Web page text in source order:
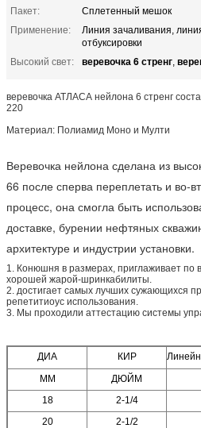
Пакет:
Сплетенный мешок
Применение:
Линия зачаливания,
отбуксировки
Высокий свет:
веревочка 6 стренг,
веревочка АТЛАСА нейлона 6 стренг
220
Материал: Полиамид Моно и Мулти
Веревочка нейлона сделана из
66 после сперва переплетать и во-
процесс, она смогла быть
доставке, бурении нефтяных
архитектуре и индустрии установки.
1. Конюшня в размерах, приглаживает по
хорошей жарой-шринкабилиты.
2. достигает самых лучших сужающихся
репетитиоус использования.
3. Мы проходили аттестацию системы
ДИА КИР
ММ
ДЮЙМ
18
2-1/4
20
2-1/2